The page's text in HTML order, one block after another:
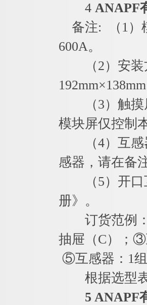
4 ANAPF
备注: （1）
600A。
（2）安装
（3）触摸屏
模块屏仅控制
（4）互感器
感器，请在备
（5）开口互
册》。
订货范例：
抽屉（C）；
⑤互感器：1
根据选型表
5 ANAPF